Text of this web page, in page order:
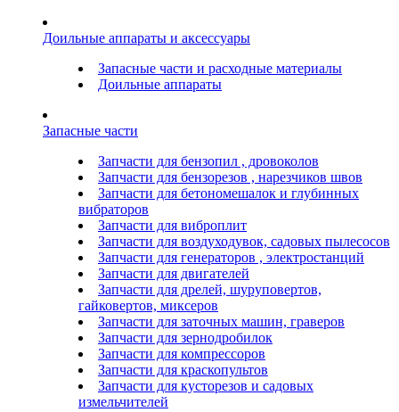
Доильные аппараты и аксессуары
Запасные части и расходные материалы
Доильные аппараты
Запасные части
Запчасти для бензопил , дровоколов
Запчасти для бензорезов , нарезчиков швов
Запчасти для бетономешалок и глубинных
вибраторов
Запчасти для виброплит
Запчасти для воздуходувок, садовых пылесосов
Запчасти для генераторов , электростанций
Запчасти для двигателей
Запчасти для дрелей, шуруповертов,
гайковертов, миксеров
Запчасти для заточных машин, граверов
Запчасти для зернодробилок
Запчасти для компрессоров
Запчасти для краскопультов
Запчасти для кусторезов и садовых
измельчителей